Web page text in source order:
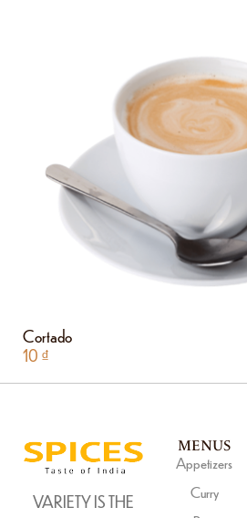
Cortado
10 ₫
MENUS
Appetizers
Curry
VARIETY IS THE